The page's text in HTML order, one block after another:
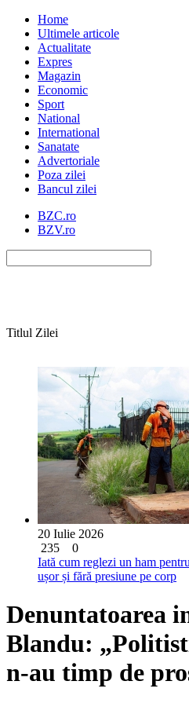
Home
Ultimele articole
Actualitate
Expres
Magazin
Economic
Sport
National
International
Sanatate
Advertoriale
Poza zilei
Bancul zilei
BZC.ro
BZV.ro
Titlul Zilei
20 Iulie 2026
235
0
Iată cum reglezi un ham
ușor și fără presiune pe corp
Denuntatoarea
Blandu:
n-au timp de